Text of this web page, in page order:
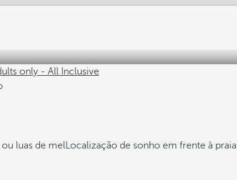
only - All Inclusive
ou luas de melLocalização de sonho em frente à praia